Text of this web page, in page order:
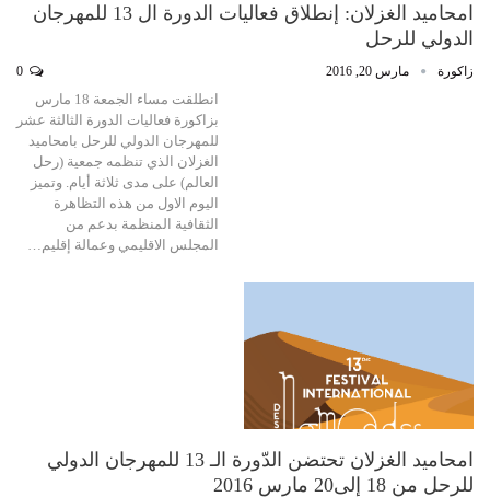
امحاميد الغزلان: إنطلاق فعاليات الدورة ال 13 للمهرجان
الدولي للرحل
زاكورة مارس 20, 2016
انطلقت مساء الجمعة 18 مارس
بزاكورة فعاليات الدورة الثالثة عشر
للمهرجان الدولي للرحل بامحاميد
الغزلان الذي تنظمه جمعية (رحل
العالم) على مدى ثلاثة أيام. وتميز
اليوم الاول من هذه التظاهرة
الثقافية المنظمة بدعم من
المجلس الاقليمي وعمالة إقليم…
امحاميد الغزلان تحتضن الدّورة الـ 13 للمهرجان الدولي
للرحل من 18 إلى20 مارس 2016